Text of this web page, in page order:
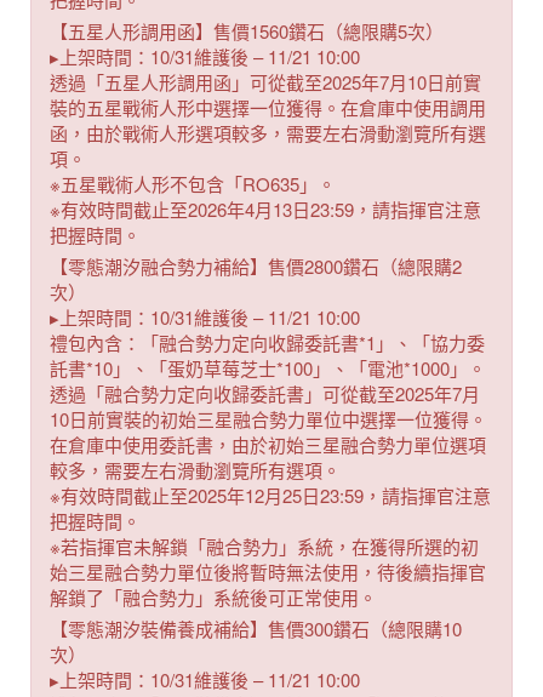
【五星人形調用函】售價1560鑽石（總限購5次）
▸上架時間：10/31維護後 – 11/21 10:00
透過「五星人形調用函」可從截至2025年7月10日前實
裝的五星戰術人形中選擇一位獲得。在倉庫中使用調用
函，由於戰術人形選項較多，需要左右滑動瀏覽所有選
項。
※五星戰術人形不包含「RO635」。
※有效時間截止至2026年4月13日23:59，請指揮官注意
把握時間。
【零態潮汐融合勢力補給】售價2800鑽石（總限購2
次）
▸上架時間：10/31維護後 – 11/21 10:00
禮包內含：「融合勢力定向收歸委託書*1」、「協力委
託書*10」、「蛋奶草莓芝士*100」、「電池*1000」。
透過「融合勢力定向收歸委託書」可從截至2025年7月
10日前實裝的初始三星融合勢力單位中選擇一位獲得。
在倉庫中使用委託書，由於初始三星融合勢力單位選項
較多，需要左右滑動瀏覽所有選項。
※有效時間截止至2025年12月25日23:59，請指揮官注意
把握時間。
※若指揮官未解鎖「融合勢力」系統，在獲得所選的初
始三星融合勢力單位後將暫時無法使用，待後續指揮官
解鎖了「融合勢力」系統後可正常使用。
【零態潮汐裝備養成補給】售價300鑽石（總限購10
次）
▸上架時間：10/31維護後 – 11/21 10:00